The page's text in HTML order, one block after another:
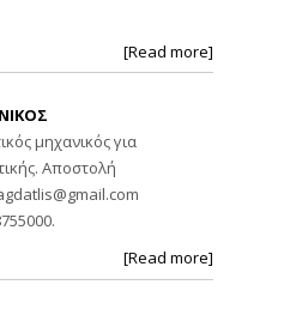
[Read more]
μηχανικός για
Αποστολή
[Read more]